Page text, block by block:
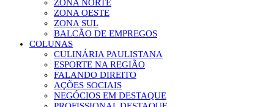
ZONA NORTE
ZONA OESTE
ZONA SUL
BALCÃO DE EMPREGOS
COLUNAS
CULINÁRIA PAULISTANA
ESPORTE NA REGIÃO
FALANDO DIREITO
AÇÕES SOCIAIS
NEGÓCIOS EM DESTAQUE